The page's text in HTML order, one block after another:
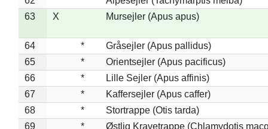
63
X Mursejler (Apus apus)
64 *
Gråsejler (Apus pallidus)
65
*
Orientsejler (Apus pacificus)
66
*
Lille Sejler (Apus affinis)
67
*
Kaffersejler (Apus caffer)
68
*
Stortrappe (Otis tarda)
69
*
Østlig Kravetrappe (Chlamydotis